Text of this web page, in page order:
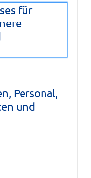
für
Personal,
und